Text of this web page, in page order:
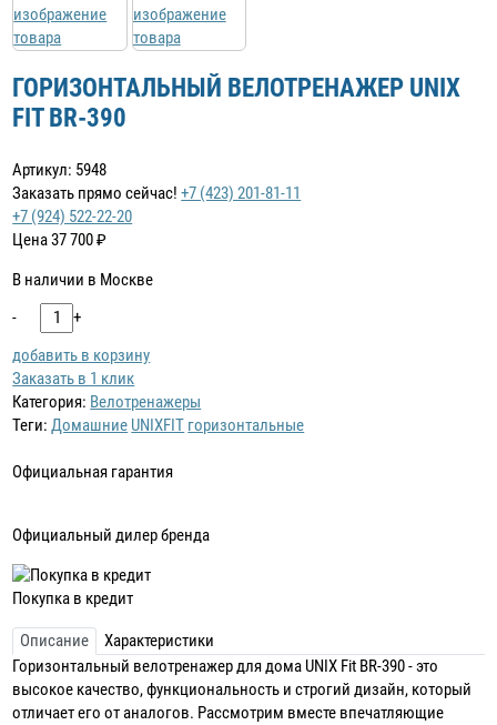
ГОРИЗОНТАЛЬНЫЙ ВЕЛОТРЕНАЖЕР UNIX
FIT BR-390
Артикул: 5948
Заказать прямо сейчас! +7 (423) 201-81-11
+7 (924) 522-22-20
Цена37 700₽
В наличии в Москве
-
+
добавить в корзину
Заказать в 1 клик
Категория: Велотренажеры
Теги:Домашние UNIXFIT горизонтальные
Официальная гарантия
Официальный дилер бренда
Покупка в кредит
Описание
Характеристики
Горизонтальный велотренажер для дома UNIX Fit BR-390 - это
высокое качество, функциональность и строгий дизайн, который
отличает его от аналогов. Рассмотрим вместе впечатляющие